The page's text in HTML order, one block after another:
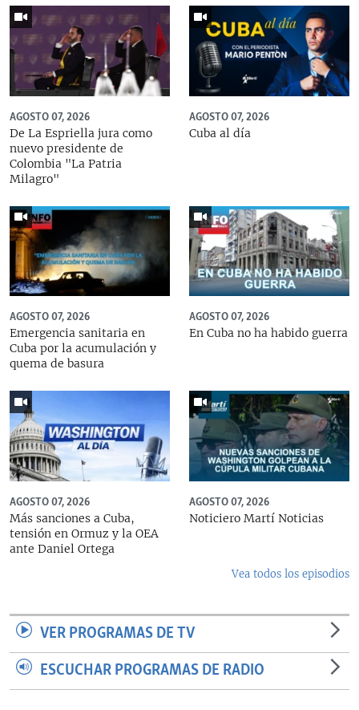
AGOSTO 07, 2026
De La Espriella jura como
nuevo presidente de
Colombia "La Patria
Milagro"
AGOSTO 07, 2026
Cuba al día
AGOSTO 07, 2026
Emergencia sanitaria en
Cuba por la acumulación y
quema de basura
AGOSTO 07, 2026
En Cuba no ha habido guerra
AGOSTO 07, 2026
Más sanciones a Cuba,
tensión en Ormuz y la OEA
ante Daniel Ortega
AGOSTO 07, 2026
Noticiero Martí Noticias
Vea todos los episodios
VER PROGRAMAS DE TV
ESCUCHAR PROGRAMAS DE RADIO